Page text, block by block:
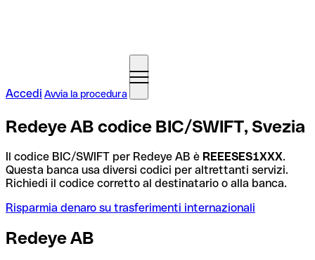
Accedi Avvia la procedura
Redeye AB codice BIC/SWIFT, Svezia
Il codice BIC/SWIFT per Redeye AB è REEESES1XXX.
Questa banca usa diversi codici per altrettanti servizi.
Richiedi il codice corretto al destinatario o alla banca.
Risparmia denaro su trasferimenti internazionali
Redeye AB